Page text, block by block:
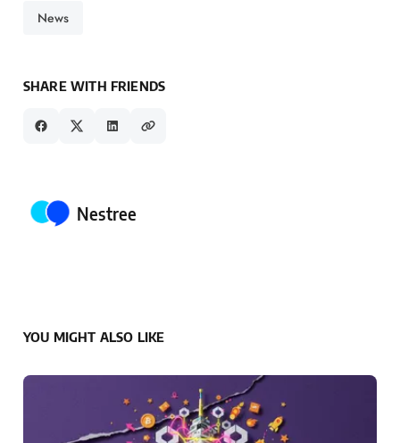
News
SHARE WITH FRIENDS
Posted by
Nestree
YOU MIGHT ALSO LIKE